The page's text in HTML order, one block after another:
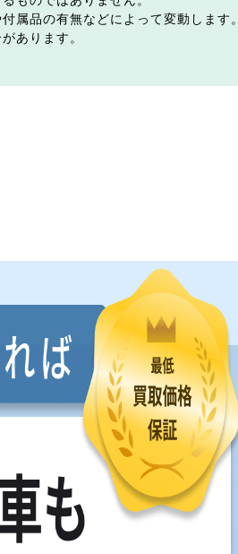
属品の有無などによって変動します。
あります。